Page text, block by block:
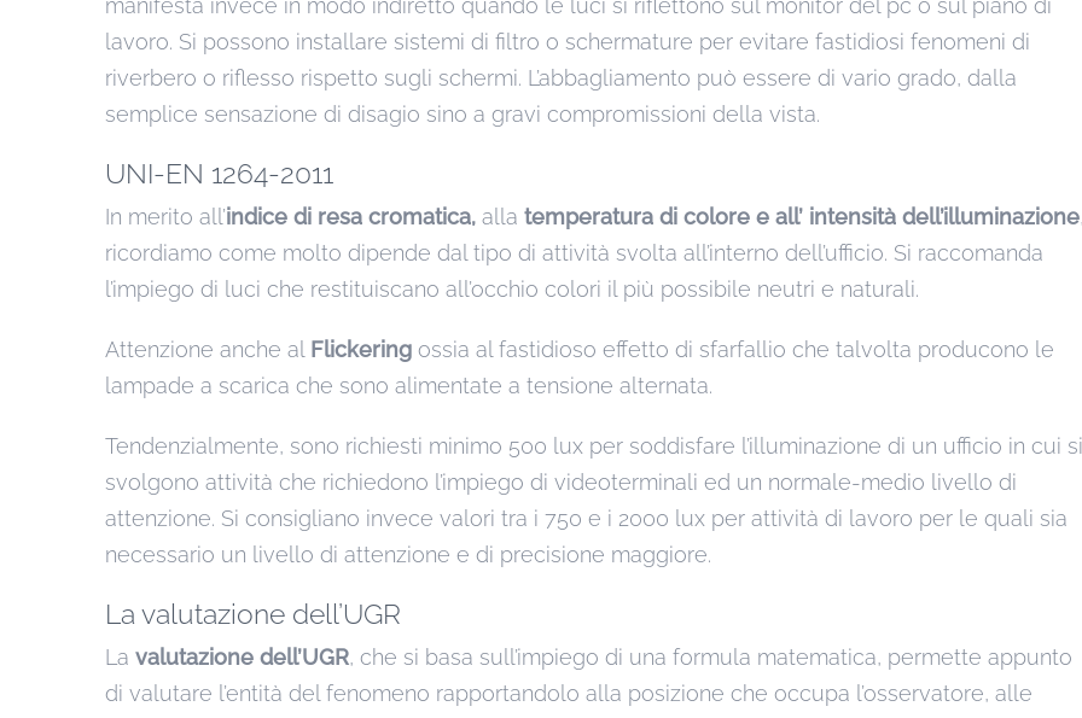
manifesta invece in modo indiretto quando le luci si riflettono sul monitor del pc o sul piano di
lavoro. Si possono installare sistemi di filtro o schermature per evitare fastidiosi fenomeni di
riverbero o riflesso rispetto sugli schermi. L’abbagliamento può essere di vario grado, dalla
semplice sensazione di disagio sino a gravi compromissioni della vista.
UNI-EN 1264-2011
In merito all’indice di resa cromatica, alla temperatura di colore e all’ intensità dell’illuminazione
ricordiamo come molto dipende dal tipo di attività svolta all’interno dell’ufficio. Si raccomanda
l’impiego di luci che restituiscano all’occhio colori il più possibile neutri e naturali.
Attenzione anche al Flickering ossia al fastidioso effetto di sfarfallio che talvolta producono le
lampade a scarica che sono alimentate a tensione alternata.
Tendenzialmente, sono richiesti minimo 500 lux per soddisfare l’illuminazione di un ufficio in cui si
svolgono attività che richiedono l’impiego di videoterminali ed un normale-medio livello di
attenzione. Si consigliano invece valori tra i 750 e i 2000 lux per attività di lavoro per le quali sia
necessario un livello di attenzione e di precisione maggiore.
La valutazione dell’UGR
La valutazione dell’UGR, che si basa sull’impiego di una formula matematica, permette appunto
di valutare l’entità del fenomeno rapportandolo alla posizione che occupa l’osservatore, alle